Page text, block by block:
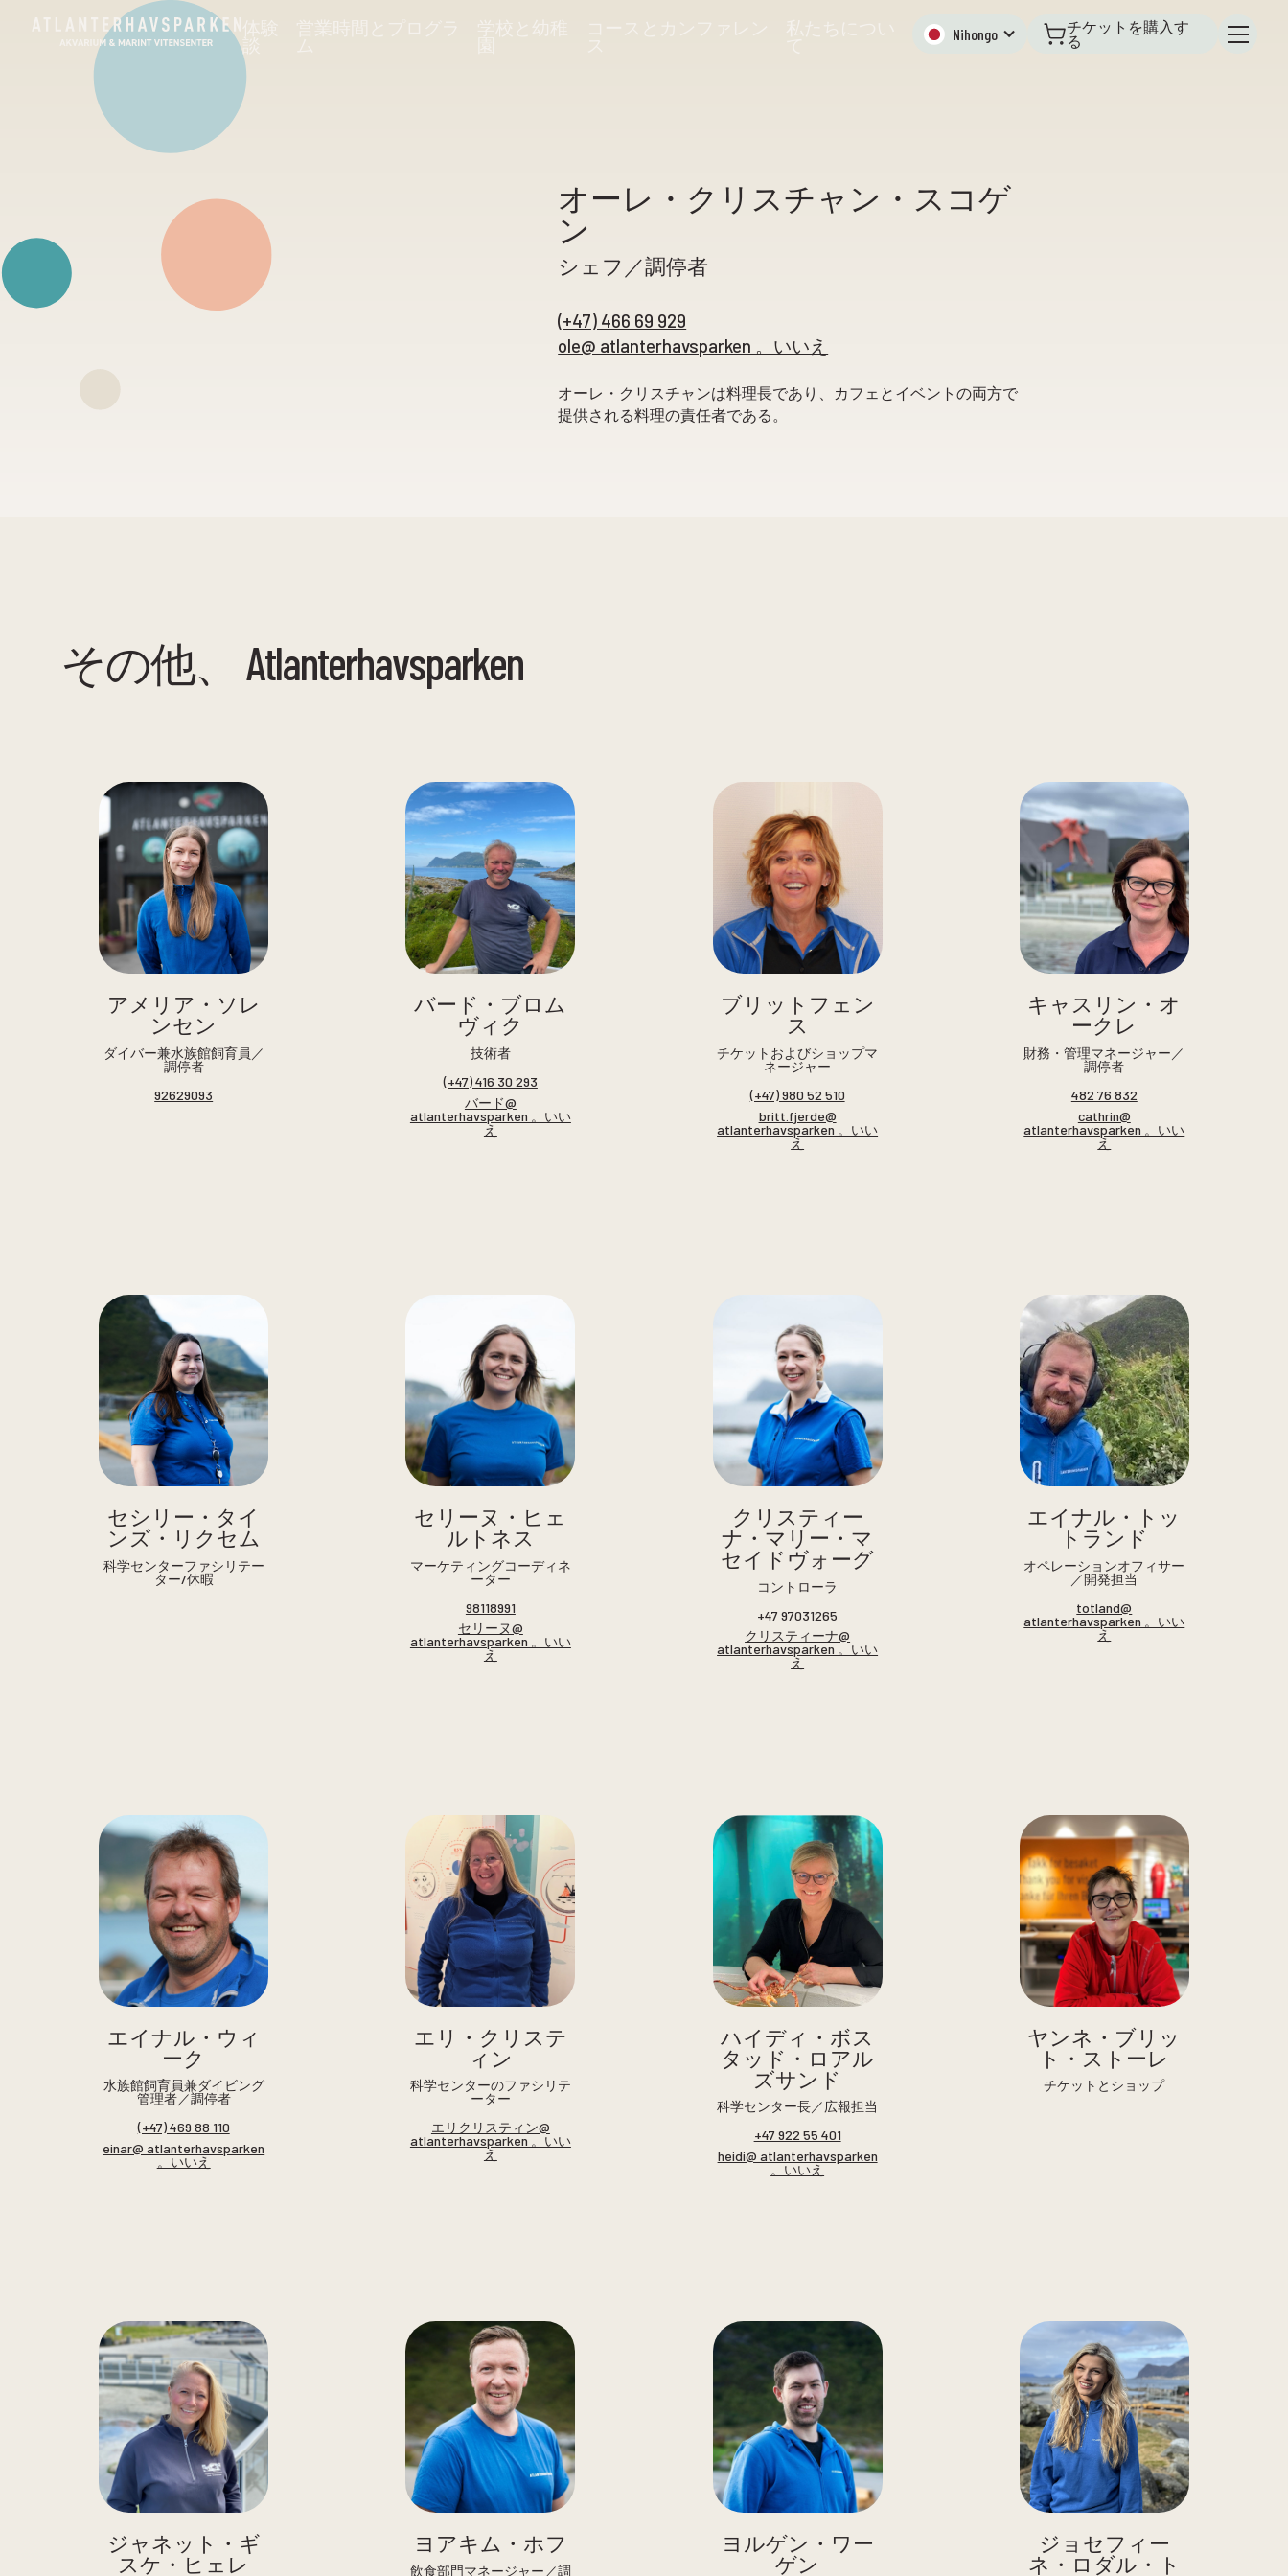
体験 営業時間とプログラ 学校と幼稚 コースとカンファレン 私たちについ Nihongo チケットを購入す
る
オーレ・クリスチャン・スコゲ
ン
シェフ／調停者
(+47) 466 69 929
ole@ atlanterhavsparken 。いいえ
オーレ・クリスチャンは料理長であり、カフェとイベントの両方で
提供される料理の責任者である。
その他、 Atlanterhavsparken
アメリア・ソレ
ンセン
ダイバー兼水族館飼育員／
調停者
92629093
バード・ブロム
ヴィク
技術者
(+47) 416 30 293
バード@
atlanterhavsparken 。いい
え
ブリットフェン
ス
チケットおよびショップマ
ネージャー
(+47) 980 52 510
britt.fjerde@
atlanterhavsparken 。いい
え
キャスリン・オ
ークレ
財務・管理マネージャー／
調停者
482 76 832
cathrin@
atlanterhavsparken 。いい
え
セシリー・タイ
ンズ・リクセム
科学センターファシリテー
ター/休暇
セリーヌ・ヒェ
ルトネス
マーケティングコーディネ
ーター
98118991
セリーヌ@
atlanterhavsparken 。いい
え
クリスティー
ナ・マリー・マ
セイドヴォーグ
コントローラ
+47 97031265
クリスティーナ@
atlanterhavsparken 。いい
え
エイナル・トッ
トランド
オペレーションオフィサー
／開発担当
totland@
atlanterhavsparken 。いい
え
エイナル・ウィ
ーク
水族館飼育員兼ダイビング
管理者／調停者
(+47) 469 88 110
einar@ atlanterhavsparken
。いいえ
エリ・クリステ
ィン
科学センターのファシリテ
ーター
エリクリスティン@
atlanterhavsparken 。いい
え
ハイディ・ボス
タッド・ロアル
ズサンド
科学センター長／広報担当
+47 922 55 401
heidi@ atlanterhavsparken
。いいえ
ヤンネ・ブリッ
ト・ストーレ
チケットとショップ
ジャネット・ギ
スケ・ヒェレ
ヨアキム・ホフ
飲食部門マネージャー／調
ヨルゲン・ワー
ゲン
ジョセフィー
ネ・ロダル・ト